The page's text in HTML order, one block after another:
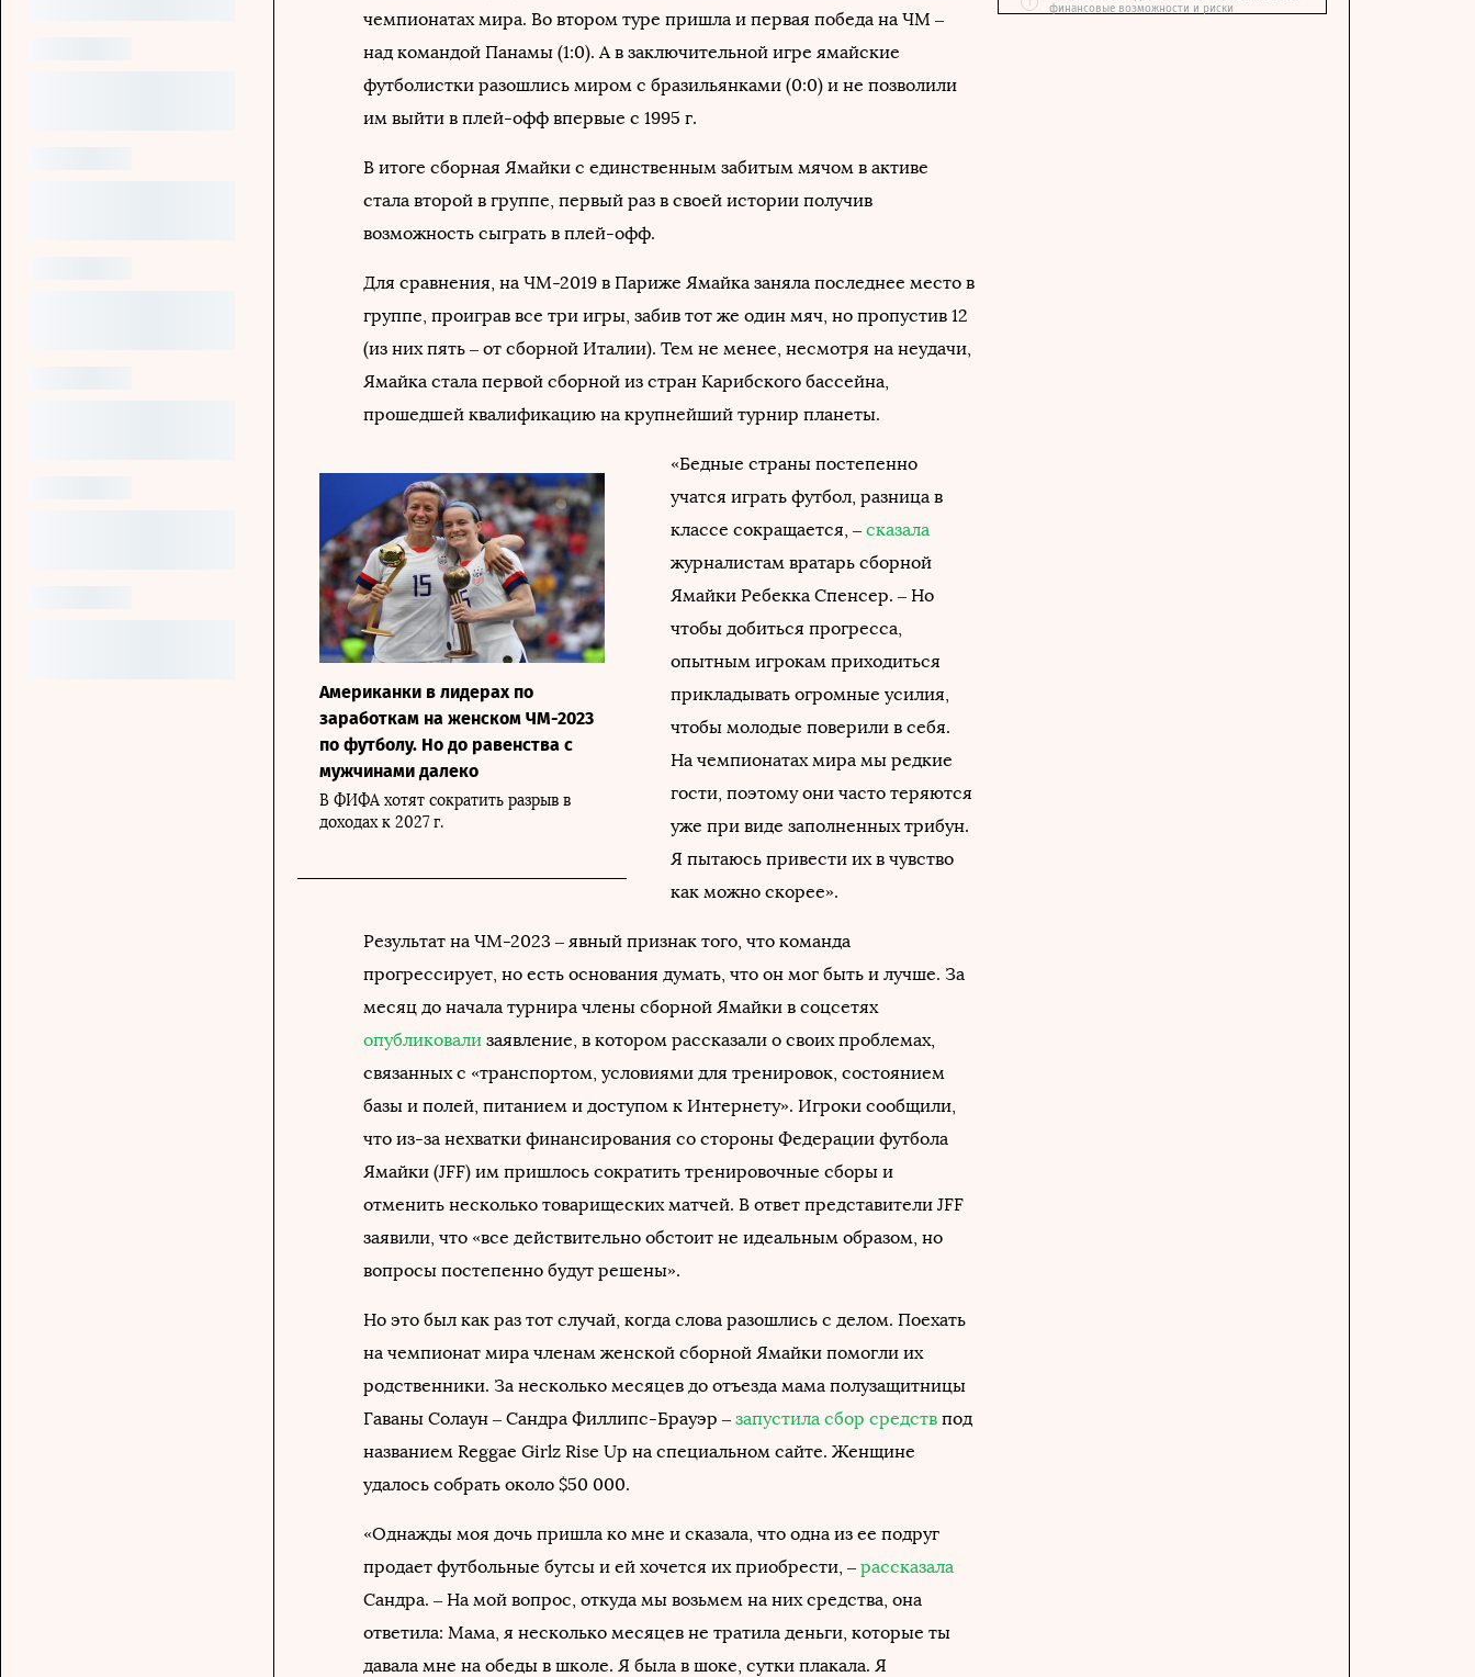
чемпионатах мира. Во втором туре пришла и первая победа на ЧМ –
над командой Панамы (1:0). А в заключительной игре ямайские
футболистки разошлись миром с бразильянками (0:0) и не позволили
им выйти в плей-офф впервые с 1995 г.
В итоге сборная Ямайки с единственным забитым мячом в активе
стала второй в группе, первый раз в своей истории получив
возможность сыграть в плей-офф.
Для сравнения, на ЧМ-2019 в Париже Ямайка заняла последнее место в
группе, проиграв все три игры, забив тот же один мяч, но пропустив 12
(из них пять – от сборной Италии). Тем не менее, несмотря на неудачи,
Ямайка стала первой сборной из стран Карибского бассейна,
прошедшей квалификацию на крупнейший турнир планеты.
Американки в лидерах по
заработкам на женском ЧМ-2023
по футболу. Но до равенства с
мужчинами далеко
В ФИФА хотят сократить разрыв в
доходах к 2027 г.
«Бедные страны постепенно
учатся играть футбол, разница в
классе сокращается, – сказала
журналистам вратарь сборной
Ямайки Ребекка Спенсер. – Но
чтобы добиться прогресса,
опытным игрокам приходиться
прикладывать огромные усилия,
чтобы молодые поверили в себя.
На чемпионатах мира мы редкие
гости, поэтому они часто теряются
уже при виде заполненных трибун.
Я пытаюсь привести их в чувство
как можно скорее».
Результат на ЧМ-2023 – явный признак того, что команда
прогрессирует, но есть основания думать, что он мог быть и лучше. За
месяц до начала турнира члены сборной Ямайки в соцсетях
опубликовали заявление, в котором рассказали о своих проблемах,
связанных с «транспортом, условиями для тренировок, состоянием
базы и полей, питанием и доступом к Интернету». Игроки сообщили,
что из-за нехватки финансирования со стороны Федерации футбола
Ямайки (JFF) им пришлось сократить тренировочные сборы и
отменить несколько товарищеских матчей. В ответ представители JFF
заявили, что «все действительно обстоит не идеальным образом, но
вопросы постепенно будут решены».
Но это был как раз тот случай, когда слова разошлись с делом. Поехать
на чемпионат мира членам женской сборной Ямайки помогли их
родственники. За несколько месяцев до отъезда мама полузащитницы
Гаваны Солаун – Сандра Филлипс-Брауэр – запустила сбор средств под
названием Reggae Girlz Rise Up на специальном сайте. Женщине
удалось собрать около $50 000.
«Однажды моя дочь пришла ко мне и сказала, что одна из ее подруг
продает футбольные бутсы и ей хочется их приобрести, – рассказала
Сандра. – На мой вопрос, откуда мы возьмем на них средства, она
ответила: Мама, я несколько месяцев не тратила деньги, которые ты
давала мне на обеды в школе. Я была в шоке, сутки плакала. Я
финансовые возможности и риски